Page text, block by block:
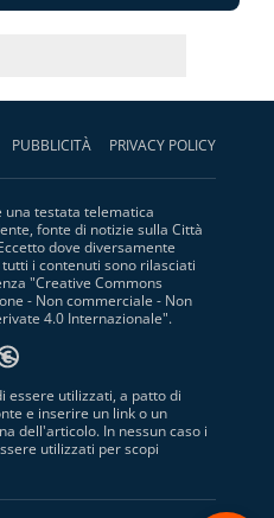
PUBBLICITÀ PRIVACY POLICY
una testata telematica
fonte di notizie sulla Città
dove diversamente
i contenuti sono rilasciati
"Creative Commons
- Non commerciale - Non
4.0 Internazionale".
essere utilizzati, a patto di
e inserire un link o un
dell'articolo. In nessun caso i
utilizzati per scopi